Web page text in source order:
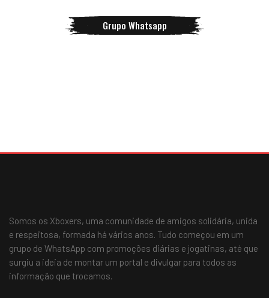
Grupo Whatsapp
Somos os Xboxers, uma comunidade de amigos solidária, unida
e respeitosa, formada há vários anos. Tudo começou em um
grupo de WhatsApp com promoções diárias e jogatinas, até que
surgiu a ideia de montar um portal e divulgar para todos as
informação que trocamos.